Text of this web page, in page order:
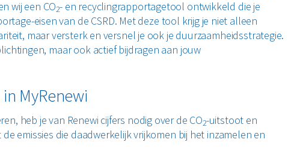
wij een CO2- en recyclingrapportagetool ontwikkeld die je
eisen van de CSRD. Met deze tool krijg je niet alleen
maar versterk en versnel je ook je duurzaamheidsstrategie.
maar ook actief bijdragen aan jouw
MyRenewi
heb je van Renewi cijfers nodig over de CO2-uitstoot en
emissies die daadwerkelijk vrijkomen bij het inzamelen en